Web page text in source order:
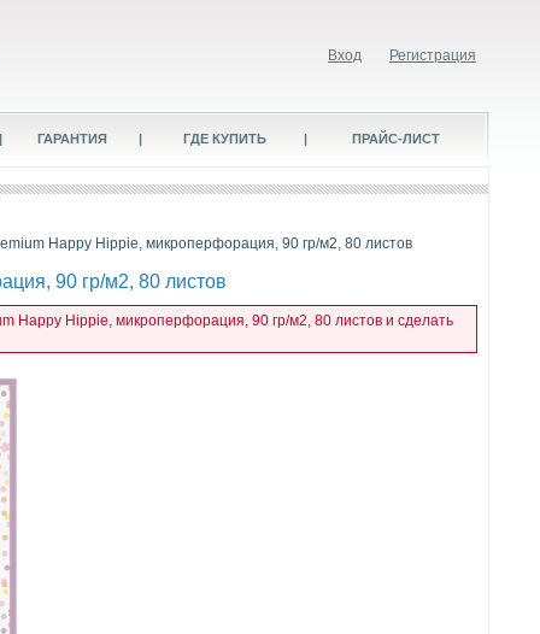
Вход Регистрация
| ГАРАНТИЯ | ГДЕ КУПИТЬ | ПРАЙС-ЛИСТ
Happy Hippie, микроперфорация, 90 гр/м2, 80 листов
90 гр/м2, 80 листов
Happy Hippie, микроперфорация, 90 гр/м2, 80 листов и сделать